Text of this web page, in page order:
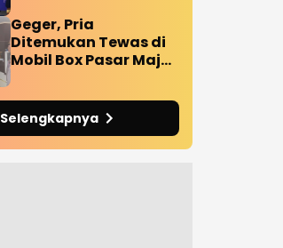
Ranjau Darat
Diperbatasan
Geger, Pria
Ditemukan Tewas di
Mobil Box Pasar Maja
Selengkapnya